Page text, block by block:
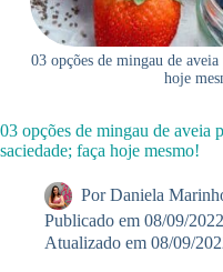
03 opções de mingau de
hoje
03 opções de mingau de aveia
saciedade; faça hoje mesmo!
Por Daniela
Publicado em 08/09/2022
Atualizado em 08/09/